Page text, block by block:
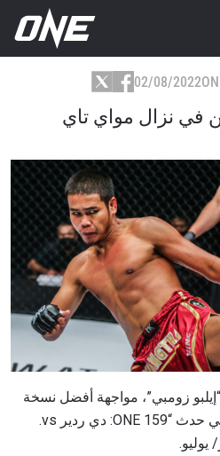
02/08/2022
في نزال مواي تاي
زومبي”، مواجهة أفضل نسخة
ممكنة من فلاديمير كوزمين في حدث “ONE 159: دي ردير vs.